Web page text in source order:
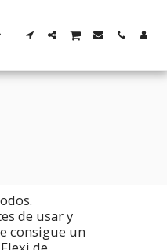
de usar y
consigue un